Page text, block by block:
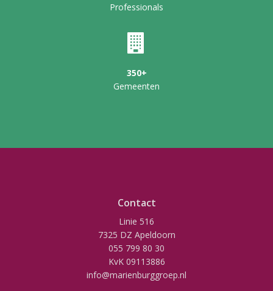
Professionals
350+
Gemeenten
Contact
Linie 516
7325 DZ Apeldoorn
055 799 80 30
KvK 09113886
info@marienburggroep.nl